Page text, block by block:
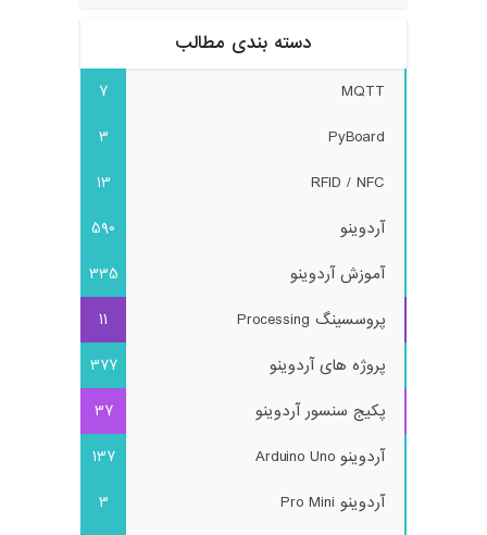
دسته بندی مطالب
MQTT
7
PyBoard
3
RFID / NFC
13
آردوینو
590
آموزش آردوینو
335
پروسسینگ Processing
11
پروژه های آردوینو
377
پکیج سنسور آردوینو
37
آردوینو Arduino Uno
137
آردوینو Pro Mini
3